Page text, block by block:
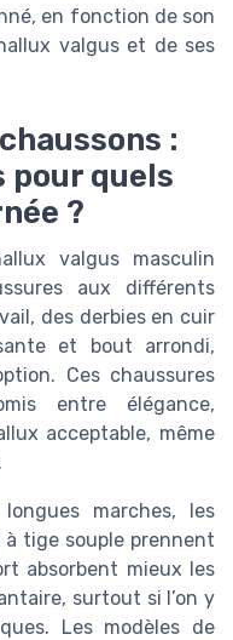
en fonction de son
valgus et de ses
:
pour quels
?
valgus masculin
aux différents
des derbies en cuir
et bout arrondi,
Ces chaussures
entre élégance,
acceptable, même
marches, les
à tige souple prennent
absorbent mieux les
surtout si l’on y
Les modèles de